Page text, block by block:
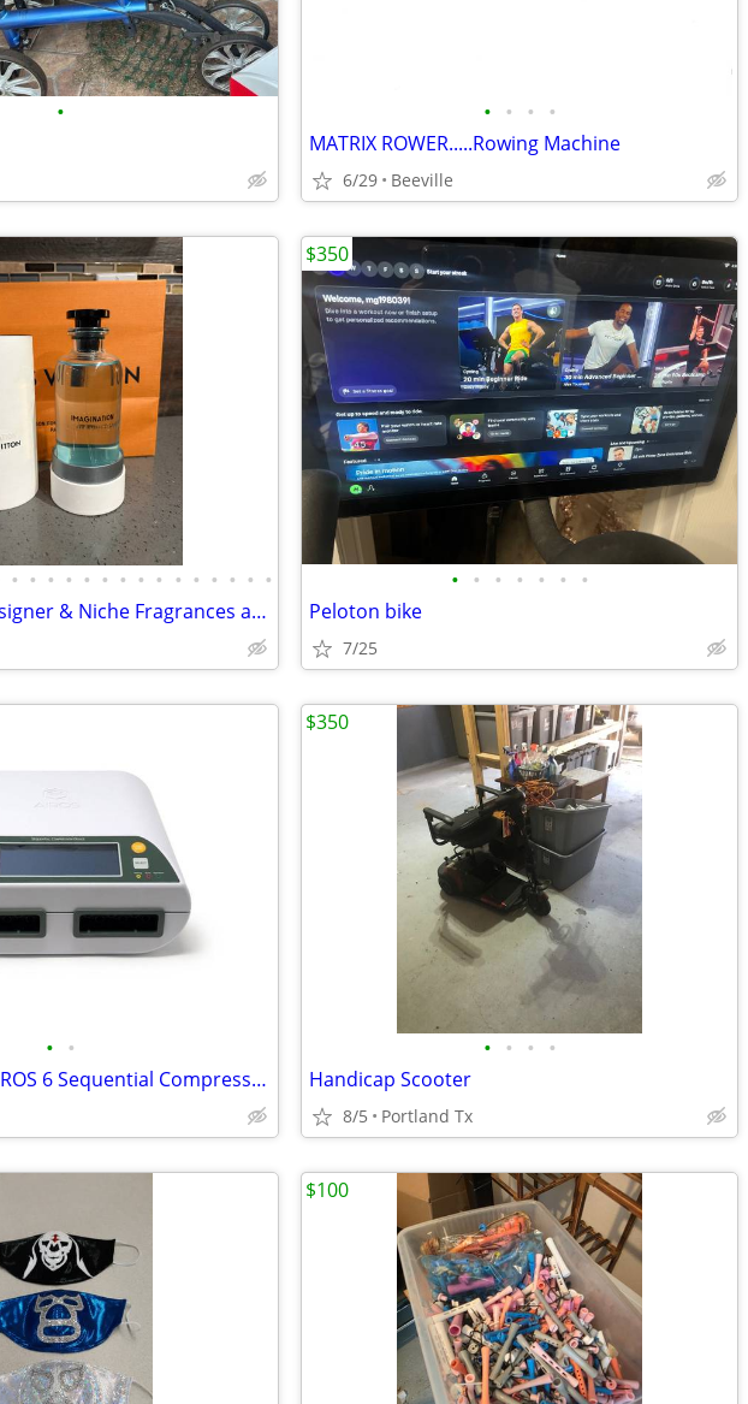
• • • • •
MATRIX ROWER.....Rowing Machine
6/29 Beeville
• • • • • • • • • • • • • • •
. ✨ Authentic Designer & Niche Fragrances at a Fraction of the Cost
• • • • • • •
Peloton bike
7/25
$350
• •
AIROS Medical AIROS 6 Sequential Compression Device Lymphedema Pump
• • • •
Handicap Scooter
8/5 Portland Tx
$350
$100